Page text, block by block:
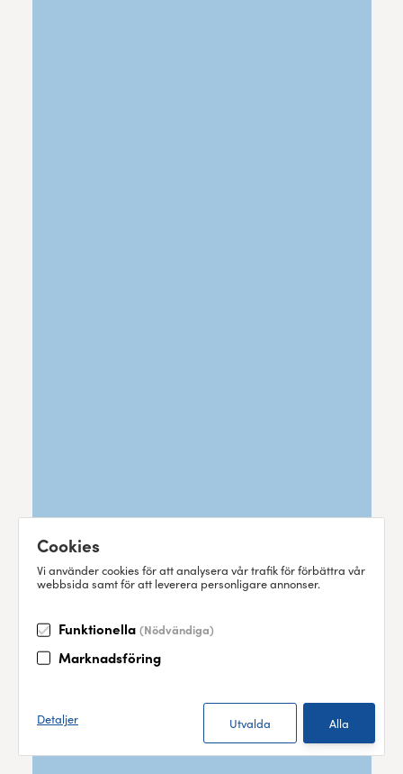
Cookies
Vi använder cookies för att analysera vår trafik för förbättra vår
webbsida samt för att leverera personligare annonser.
Funktionella (Nödvändiga)
Marknadsföring
Detaljer